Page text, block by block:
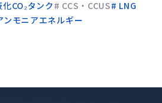
化CO₂タンク CCS・CCUS
LNG
ンモニアエネルギー